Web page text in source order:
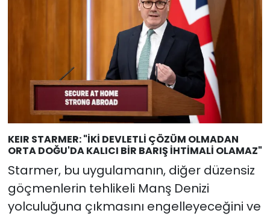
KEIR STARMER: "İKİ DEVLETLİ ÇÖZÜM OLMADAN
ORTA DOĞU'DA KALICI BİR BARIŞ İHTİMALİ OLAMAZ"
Starmer, bu uygulamanın, diğer düzensiz
göçmenlerin tehlikeli Manş Denizi
yolculuğuna çıkmasını engelleyeceğini ve